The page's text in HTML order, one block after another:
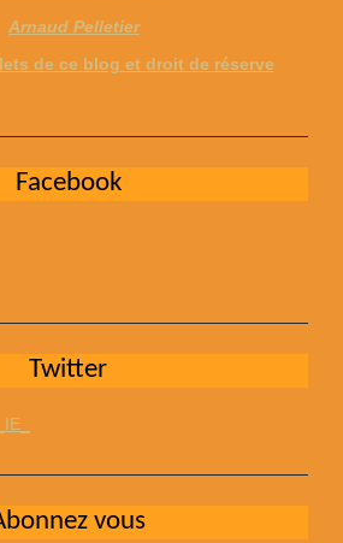
Arnaud Pelletier
de ce blog et droit de réserve
Facebook
Twitter
vous